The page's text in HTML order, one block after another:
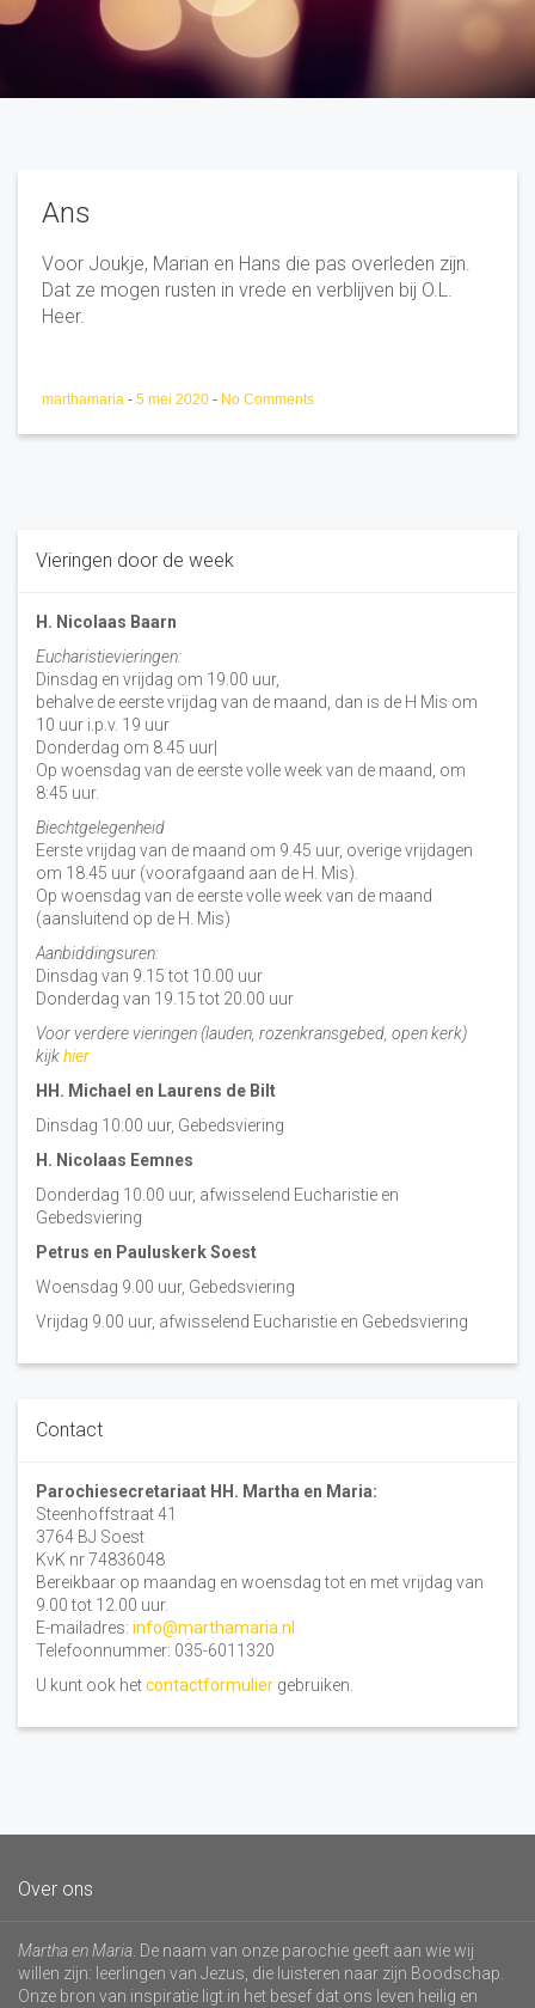
Ans
Voor Joukje, Marian en Hans die pas overleden zijn.
Dat ze mogen rusten in vrede en verblijven bij O.L.
Heer.
marthamaria - 5 mei 2020 - No Comments
Vieringen door de week
H. Nicolaas Baarn
Eucharistievieringen:
Dinsdag en vrijdag om 19.00 uur,
behalve de eerste vrijdag van de maand, dan is de H Mis om
10 uur i.p.v. 19 uur
Donderdag om 8.45 uur|
Op woensdag van de eerste volle week van de maand, om
8:45 uur.
Biechtgelegenheid
Eerste vrijdag van de maand om 9.45 uur, overige vrijdagen
om 18.45 uur (voorafgaand aan de H. Mis).
Op woensdag van de eerste volle week van de maand
(aansluitend op de H. Mis)
Aanbiddingsuren:
Dinsdag van 9.15 tot 10.00 uur
Donderdag van 19.15 tot 20.00 uur
Voor verdere vieringen (lauden, rozenkransgebed, open kerk)
kijkhier
HH. Michael en Laurens de Bilt
Dinsdag 10:00 uur, Gebedsviering
H. Nicolaas Eemnes
Donderdag 10.00 uur, afwisselend Eucharistie en
Gebedsviering
Petrus en Pauluskerk Soest
Woensdag 9.00 uur, Gebedsviering
Vrijdag 9.00 uur, afwisselend Eucharistie en Gebedsviering
Contact
Parochiesecretariaat HH. Martha en Maria:
Steenhoffstraat 41
3764 BJ Soest
KvK nr 74836048
Bereikbaar op maandag en woensdag tot en met vrijdag van
9.00 tot 12.00 uur.
E-mailadres: info@marthamaria.nl
Telefoonnummer: 035-6011320
U kunt ook hetcontactformulier gebruiken.
Over ons
Martha en Maria . De naam van onze parochie geeft aan wie wij
willen zijn: leerlingen van Jezus, die luisteren naar zijn Boodschap.
Onze bron van inspiratie ligt in het besef dat ons leven heilig en